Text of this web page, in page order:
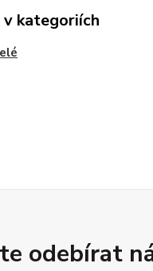
v kategoriích
odebírat